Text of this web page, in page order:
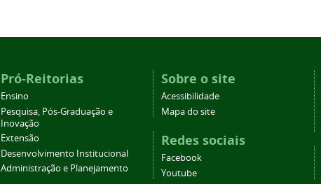
Pró-Reitorias
Ensino
Pesquisa, Pós-Graduação e
Inovação
Extensão
Desenvolvimento Institucional
Administração e Planejamento
Sobre o site
Acessibilidade
Mapa do site
Redes sociais
Facebook
Youtube